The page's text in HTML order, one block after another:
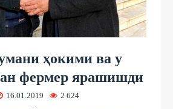
ҳокими ва у
фермер ярашишди
16.01.2019 2 624